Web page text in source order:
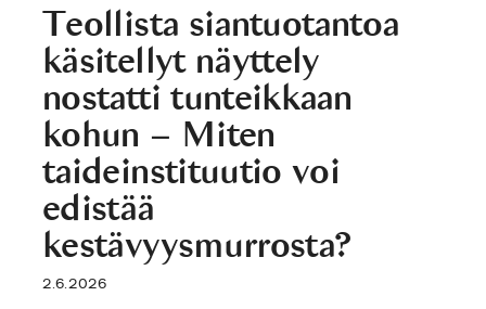
Teollista siantuotantoa
käsitellyt näyttely
nostatti tunteikkaan
kohun – Miten
taideinstituutio voi
edistää
kestävyysmurrosta?
2.6.2026